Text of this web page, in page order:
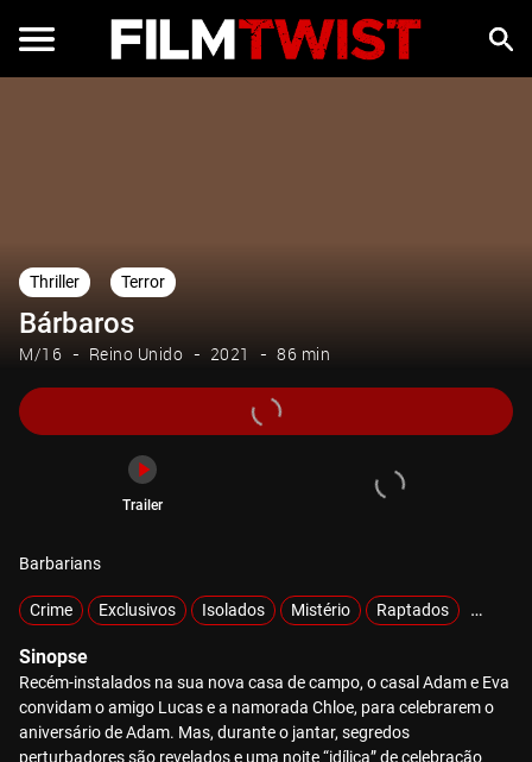
Thriller Terror
Bárbaros
M/16 Reino Unido 2021 86 min
Trailer
Barbarians
Crime Exclusivos Isolados Mistério Raptados
Sinopse
Recém-instalados na sua nova casa de campo, o casal Adam e Eva
convidam o amigo Lucas e a namorada Chloe, para celebrarem o
aniversário de Adam. Mas, durante o jantar, segredos
perturbadores são revelados e uma noite “idílica” de celebração